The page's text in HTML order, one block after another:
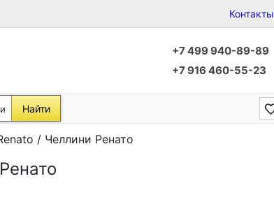
Контакты
+7 499 940-89-89
+7 916 460-55-23
Найти
/ Челлини Ренато